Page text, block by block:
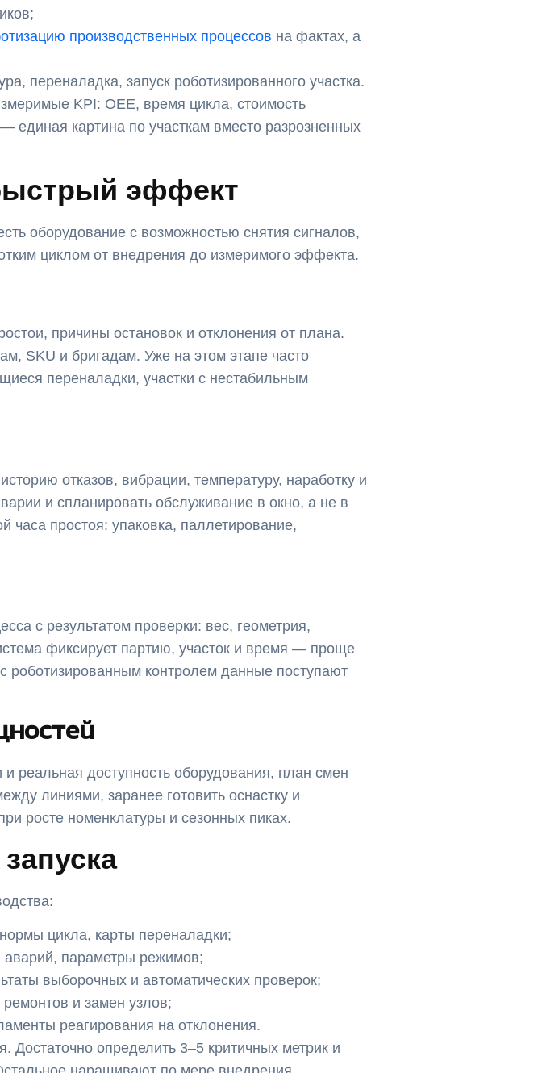
производственных процессов на фактах, а
переналадка, запуск роботизированного участка.
KPI: OEE, время цикла, стоимость
картина по участкам вместо разрозненных
эффект
оборудование с возможностью снятия сигналов,
циклом от внедрения до измеримого эффекта.
причины остановок и отклонения от плана.
SKU и бригадам. Уже на этом этапе часто
переналадки, участки с нестабильным
отказов, вибрации, температуру, наработку и
и спланировать обслуживание в окно, а не в
часа простоя: упаковка, паллетирование,
с результатом проверки: вес, геометрия,
фиксирует партию, участок и время — проще
роботизированным контролем данные поступают
реальная доступность оборудования, план смен
линиями, заранее готовить оснастку и
росте номенклатуры и сезонных пиках.
цикла, карты переналадки;
параметры режимов;
выборочных и автоматических проверок;
и замен узлов;
реагирования на отклонения.
Достаточно определить 3–5 критичных метрик и